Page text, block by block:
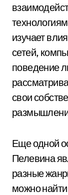
изучает
сетей,
поведение
свои
Еще одной
Пелевина
разные
можно